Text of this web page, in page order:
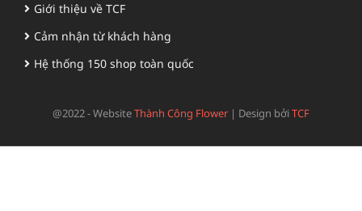
Giới thiệu về TCF
Cảm nhận từ khách hàng
Hệ thống 150 shop toàn quốc
@2022 - WebsiteThành Công Flower | Design bởiTCF